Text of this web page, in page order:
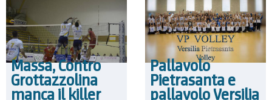
Massa, Contro
Grottazzolina
manca il killer
Pallavolo
Pietrasanta e
pallavolo Versilia